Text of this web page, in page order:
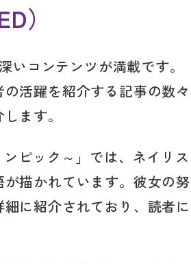
）
いコンテンツが満載です。
活躍を紹介する記事の数々
ます。
ピック～」では、ネイリス
描かれています。彼女の努
に紹介されており、読者に